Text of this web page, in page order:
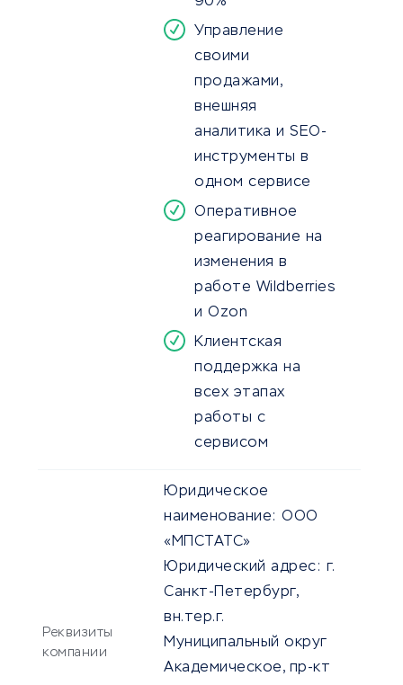
Управление
своими
продажами,
внешняя
аналитика и SEO-
инструменты в
одном сервисе
Оперативное
реагирование на
изменения в
работе Wildberries
и Ozon
Клиентская
поддержка на
всех этапах
работы с
сервисом
Реквизиты
компании
Юридическое
наименование: ООО
«МПСТАТС»
Юридический адрес: г.
Санкт-Петербург,
вн.тер.г.
Муниципальный округ
Академическое, пр-кт